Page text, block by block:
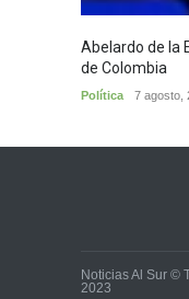
Abelardo de la
de Colombia
Política 7 agosto,
Noticias Al Sur ©
2023